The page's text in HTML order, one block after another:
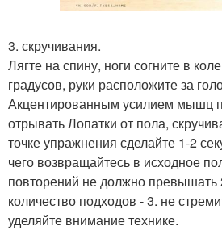
3. скручивания.
Лягте на спину, ноги согните в
градусов, руки расположите за
Акцентированным усилием мышц
отрывать Лопатки от пола,
точке упражнения сделайте 1-2
чего возвращайтесь в исходное
повторений не должно превышать
количество подходов - 3. не
уделяйте внимание технике.